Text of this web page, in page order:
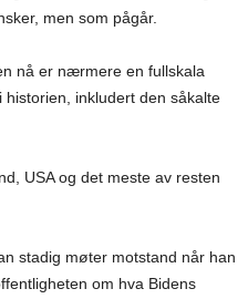
men som pågår.
nå er nærmere en fullskala
inkludert den såkalte
USA og det meste av resten
stadig møter motstand når han
om hva Bidens